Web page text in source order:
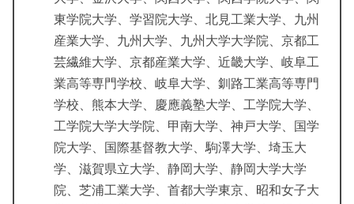
東学院大学、学習院大学、北見工業大学、九州
産業大学、九州大学、九州大学大学院、京都工
芸繊維大学、京都産業大学、近畿大学、岐阜工
業高等専門学校、岐阜大学、釧路工業高等専門
学校、熊本大学、慶應義塾大学、工学院大学、
工学院大学大学院、甲南大学、神戸大学、国学
院大学、国際基督教大学、駒澤大学、埼玉大
学、滋賀県立大学、静岡大学、静岡大学大学
院、芝浦工業大学、首都大学東京、昭和女子大